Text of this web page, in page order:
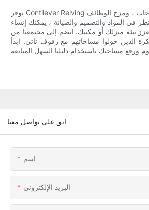
يوفر Contilever Relving حلاً فريدًا لتنظيم المساحات ، ومزج الوظائف
في المواد والتصميم والصيانة ، يمكنك إنشاء
بيئة منزلك أو مكتبك. انضم إلى مجتمعنا من
الذين حولوا مساحاتهم مع رفوف ناتئ. ابدأ
ابق على تواصل معنا
اسم
البريد الإلكتروني